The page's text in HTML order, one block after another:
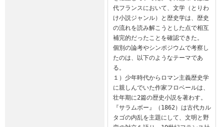
代フランスにおいて、文学（とりわ
け小説ジャンル）と歴史学は、歴史
の流れを読み解こうとした点で相互
補完的だったことを確認できた。
個別の論考やシンポジウムで考察し
たのは、以下のようなテーマであ
る。
１）少年時代からロマン主義歴史学
に親しんでいた作家フロベールは、
壮年期に2篇の歴史小説を著わす。
『サラムボー』（1862）は古代カル
タゴの内乱を主題にして、文明と野